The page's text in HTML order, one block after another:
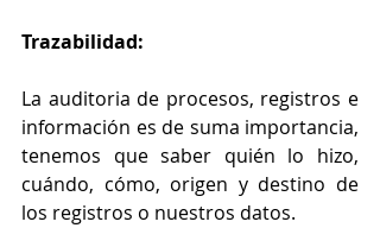
Trazabilidad:
La auditoria de procesos, registros e
información es de suma importancia,
tenemos que saber quién lo hizo,
cuándo, cómo, origen y destino de
los registros o nuestros datos.